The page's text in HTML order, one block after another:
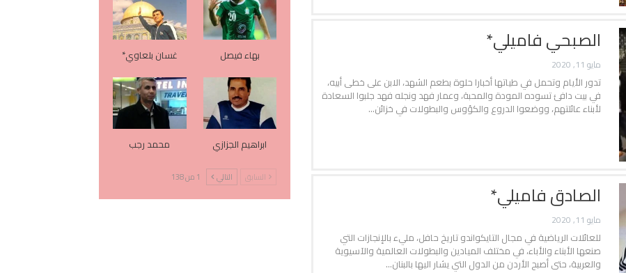
الصبحي فاميلي*
مايو 11, 2020
تدور الأيام وتحمل في طياتها أخبارا حلوة بطعم الشهد، الابن على خطى أبيه،
في بيت دافئ تسوده المودة والمحبة، وعمار فهد ونجله فهد جلبوا السعادة
لأبناء عائلتهم، ووضعوا الدروع والكؤوس والبطولات في خزائن…
الصادق فاميلي*
مايو 11, 2020
للعائلات الرياضية في مجال التايكواندو تاريخ حافل، مليء بالإنجازات التي
صنعها الأبناء والأباء، في مختلف الميادين والبطولات العالمية والآسيوية
والعربية، حتى أصبح الأردن من الدول التي يشار اليها بالبنان…
بهاء فيصل غسان بلعاوي*
ابراهيم الجزازي محمد رجب
السابق التالي 1 من 138